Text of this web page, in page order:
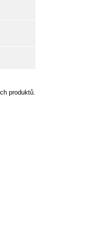
produktů.